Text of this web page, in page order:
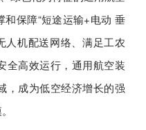
保障“短途运输+电动 垂
人机配送网络、满足工农
全高效运行，通用航空装
，成为低空经济增长的强